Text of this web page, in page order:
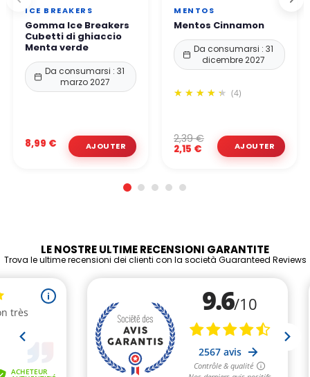
ICE BREAKERS
Gomma Ice Breakers
Cubetti di ghiaccio
Menta verde
Da consumarsi : 31
marzo 2027
8,99 €
MENTOS
Mentos Cinnamon
Da consumarsi : 31
dicembre 2027
(4)
2,15 €
2,39 €
LE NOSTRE ULTIME RECENSIONI GARANTITE
Trova le ultime recensioni dei clienti con la società Guaranteed Reviews